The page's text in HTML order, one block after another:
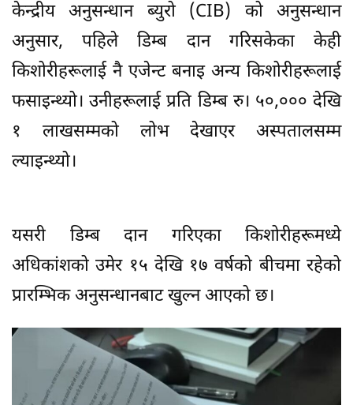
केन्द्रीय अनुसन्धान ब्युरो (CIB) को अनुसन्धान
अनुसार, पहिले डिम्ब दान गरिसकेका केही
किशोरीहरूलाई नै एजेन्ट बनाइ अन्य किशोरीहरूलाई
फसाइन्थ्यो। उनीहरूलाई प्रति डिम्ब रु। ५०,००० देखि
१ लाखसम्मको लोभ देखाएर अस्पतालसम्म
ल्याइन्थ्यो।
यसरी डिम्ब दान गरिएका किशोरीहरूमध्ये
अधिकांशको उमेर १५ देखि १७ वर्षको बीचमा रहेको
प्रारम्भिक अनुसन्धानबाट खुल्न आएको छ।